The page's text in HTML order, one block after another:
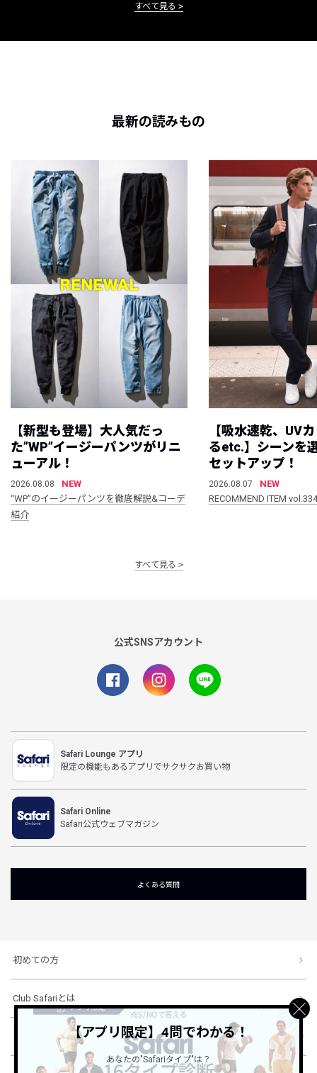
すべて見る
最新の読みもの
【新型も登場】大人気だっ
た”WP”イージーパンツがリニ
ューアル！
2026.08.08
NEW
“WP”のイージーパンツを徹底解説&コーデ
紹介
【吸水速乾、UV
るetc.】シーンを
セットアップ！
2026.08.07
NEW
RECOMMEND ITEM vol.334
すべて見る
公式SNSアカウント
Safari Lounge アプリ
限定の機能もあるアプリでサクサクお買い物
Safari Online
Safari公式ウェブマガジン
よくある質問
初めての方
Club Safariとは
ショッピングガイド【アプリ限定】4問でわかる！
あなたの"Safariタイプ"は？